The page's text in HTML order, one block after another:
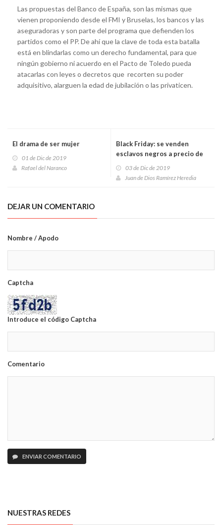
Las propuestas del Banco de España, son las mismas que
vienen proponiendo desde el FMI y Bruselas, los bancos y las
aseguradoras y son parte del programa que defienden los
partidos como el PP. De ahí que la clave de toda esta batalla
está en blindarlas como un derecho fundamental, para que
ningún gobierno ni acuerdo en el Pacto de Toledo pueda
atacarlas con leyes o decretos que recorten su poder
adquisitivo, alarguen la edad de jubilación o las privaticen.
El drama de ser mujer
01 de Dic de 2019
Rafael del Naranco
Black Friday: se venden
esclavos negros a precio de
saldo
03 de Dic de 2019
Juan de Dios Ramírez Heredia
DEJAR UN COMENTARIO
Nombre / Apodo
Captcha
Introduce el código Captcha
Comentario
ENVIAR COMENTARIO
NUESTRAS REDES